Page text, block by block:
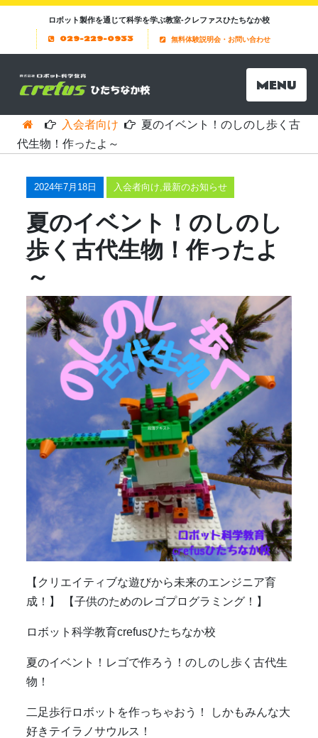
ロボット製作を通じて科学を学ぶ教室-クレファスひたちなか校
029-229-0933 無料体験説明会・お問い合わせ
MENU
入会者向け
夏のイベント！のしのし歩く古
代生物！作ったよ～
2024年7月18日 入会者向け,最新のお知らせ
夏のイベント！のしのし
歩く古代生物！作ったよ
～
【クリエイティブな遊びから未来のエンジニア育
成！】 【子供のためのレゴプログラミング！】
ロボット科学教育crefusひたちなか校
夏のイベント！レゴで作ろう！のしのし歩く古代生
物！
二足歩行ロボットを作っちゃおう！ しかもみんな大
好きテイラノサウルス！